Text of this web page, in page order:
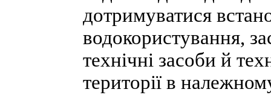
дотримуватися
водокористування,
технічні засоби й
території в